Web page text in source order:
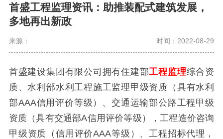
首盛工程监理资讯：助推装配式建筑发展，
多地再出新政
来源： 时间：2022-08-29
首盛建设集团有限公司拥有住建部工程监理综合资
质、水利部水利工程施工监理甲级资质（具有水利
部AAA信用评价等级）、交通运输部公路工程甲级
资质（具有交通部A信用评价等级），工程造价咨询
甲级资质（信用评价AAA等级）、工程招标代理，